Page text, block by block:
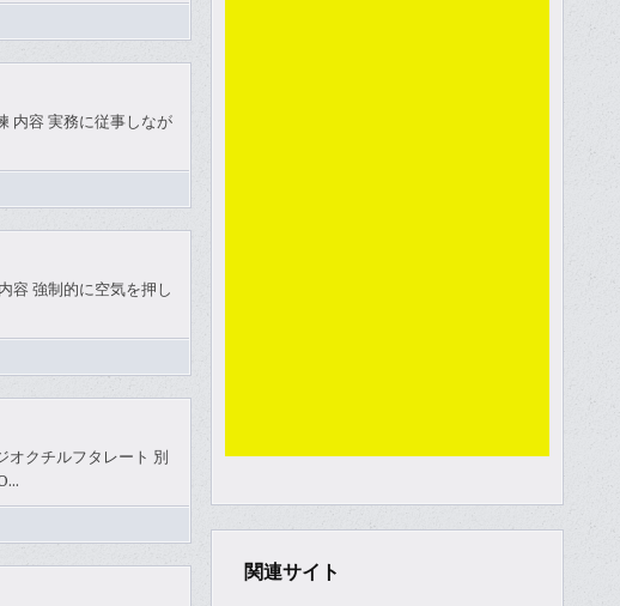
内容 実務に従事しなが
容 強制的に空気を押し
クチルフタレート 別
関連サイト